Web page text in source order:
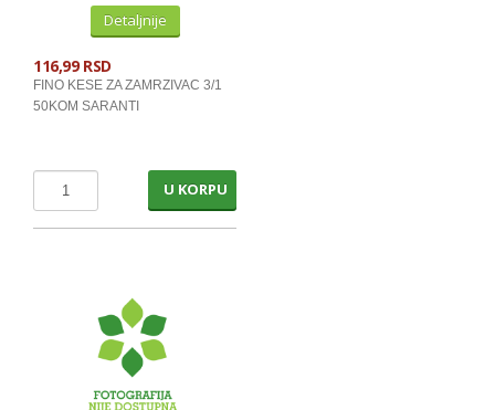
Detaljnije
116,99 RSD
FINO KESE ZA ZAMRZIVAC 3/1
50KOM SARANTI
U KORPU